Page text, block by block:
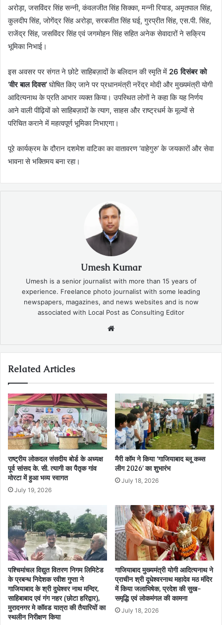
अरोड़ा, जसविंदर सिंह सन्नी, कंवलजीत सिंह सिक्का, मन्नी रियाड, अमृतपाल सिंह,
कुलदीप सिंह, जोगेंद्र सिंह अरोड़ा, सरबजीत सिंह घई, गुरप्रीत सिंह, एस.पी. सिंह,
राजेंद्र सिंह, जसविंदर सिंह एवं जगमोहन सिंह सहित अनेक सेवादारों ने सक्रिय
भूमिका निभाई।
इस अवसर पर संगत ने छोटे साहिबज़ादों के बलिदान की स्मृति में 26 दिसंबर को
‘वीर बाल दिवस’घोषित किए जाने पर प्रधानमंत्री नरेंद्र मोदी और मुख्यमंत्री योगी
आदित्यनाथ के प्रति आभार व्यक्त किया। उपस्थित लोगों ने कहा कि यह निर्णय
आने वाली पीढ़ियों को साहिबज़ादों के त्याग, साहस और राष्ट्रधर्म के मूल्यों से
परिचित कराने में महत्वपूर्ण भूमिका निभाएगा।
पूरे कार्यक्रम के दौरान दशमेश वाटिका का वातावरण ‘वाहेगुरु’ के जयकारों और सेवा
भावना से भक्तिमय बना रहा।
Umesh Kumar
Umesh is a senior journalist with more than 15 years of
experience. Freelance photo journalist with some leading
newspapers, magazines, and news websites and is now
associated with Local Post as Consulting Editor
Related Articles
राष्ट्रीय लोकदल संसदीय बोर्ड के अध्यक्ष
पूर्व सांसद के. सी. त्यागी का पैतृक गांव
मोरटा में हुआ भव्य स्वागत
July 19, 2026
मैरी कॉम ने किया ‘गाजियाबाद ब्लू कब्स
लीग 2026’ का शुभारंभ
July 18, 2026
पश्चिमांचल विद्युत वितरण निगम लिमिटेड
के प्रबन्ध निदेशक रवीश गुप्ता ने
गाजियाबाद के श्री दुधेश्वर नाथ मन्दिर,
साहिबाबाद एवं गंग नहर (छोटा हरिद्वार),
मुरादनगर मे कॉवड यात्रा की तैयारियों का
स्थलीन निरीक्षण किया
गाजियाबाद मुख्यमंत्री योगी आदित्यनाथ ने
प्राचीन श्री दूधेश्वरनाथ महादेव मठ मंदिर
में किया जलाभिषेक, प्रदेश की सुख-
समृद्धि एवं लोकमंगल की कामना
July 18, 2026